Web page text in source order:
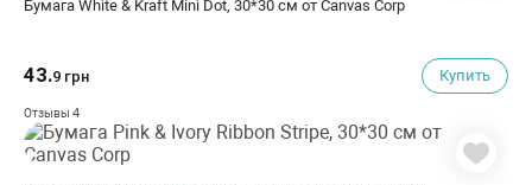
Бумага White & Kraft Mini Dot, 30*30 см от Canvas Corp
43.9 грн Купить
Отзывы 4